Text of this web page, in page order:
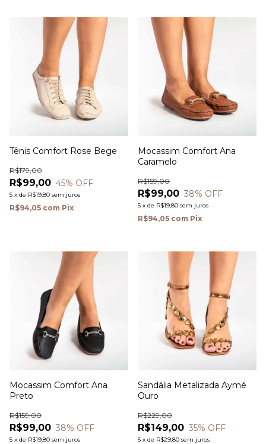
Tênis Comfort Rose Bege
R$99,00
R$179,00
45% OFF
5 x de R$19,80 sem juros
R$94,05 com Pix
Mocassim Comfort Ana
Caramelo
R$99,00
R$159,00
38% OFF
5 x de R$19,80 sem juros
R$94,05 com Pix
Mocassim Comfort Ana
Preto
R$99,00
R$159,00
38% OFF
5 x de R$19,80 sem juros
Sandália Metalizada Aymé
Ouro
R$149,00
R$229,00
35% OFF
5 x de R$29,80 sem juros